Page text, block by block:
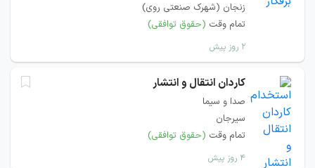
زنجان (شهرک صنعتی روی)
تمام وقت (حقوق توافقی)
۲ روز پیش
کاردان انتقال و انتشار
صدا و سیما
سیرجان
تمام وقت (حقوق توافقی)
۴ روز پیش